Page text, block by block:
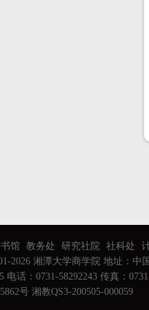
书馆 教务处 研究社院 社科处
2026 湘潭大学商学院 地址：中
电话：0731-58292243 传真：
号 湘教QS3-200505-000059